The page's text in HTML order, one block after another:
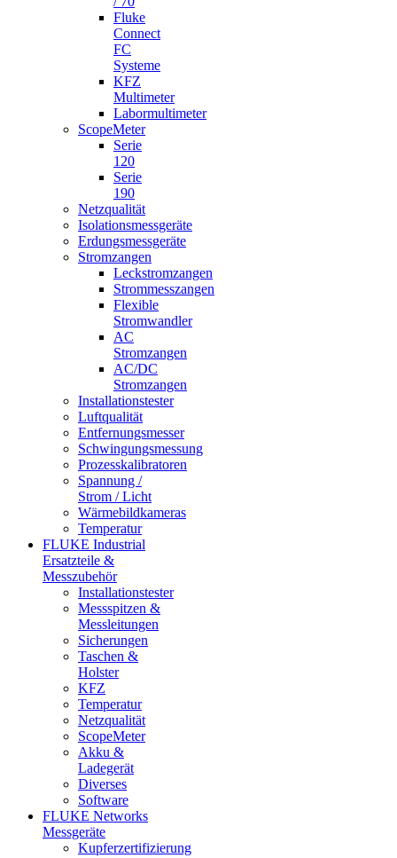
Fluke
Connect
FC
Systeme
KFZ
Multimeter
Labormultimeter
ScopeMeter
Serie
120
Serie
190
Netzqualität
Isolationsmessgeräte
Erdungsmessgeräte
Stromzangen
Leckstromzangen
Strommesszangen
Flexible
Stromwandler
AC
Stromzangen
AC/DC
Stromzangen
Installationstester
Luftqualität
Entfernungsmesser
Schwingungsmessung
Prozesskalibratoren
Spannung /
Strom / Licht
Wärmebildkameras
Temperatur
FLUKE Industrial
Ersatzteile &
Messzubehör
Installationstester
Messspitzen &
Messleitungen
Sicherungen
Taschen &
Holster
KFZ
Temperatur
Netzqualität
ScopeMeter
Akku &
Ladegerät
Diverses
Software
FLUKE Networks
Messgeräte
Kupferzertifizierung